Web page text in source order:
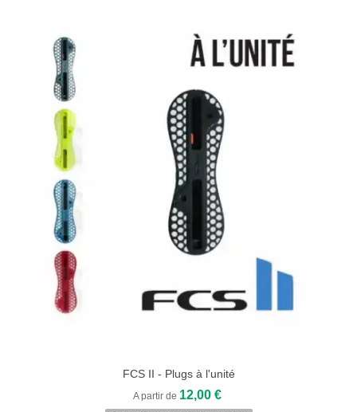
FCS II - Plugs à l'unité
A partir de 12,00 €